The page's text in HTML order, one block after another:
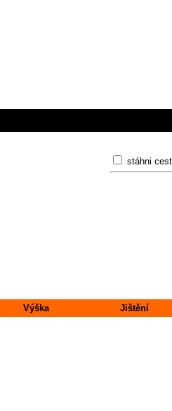
stáhni
Výška Jištění